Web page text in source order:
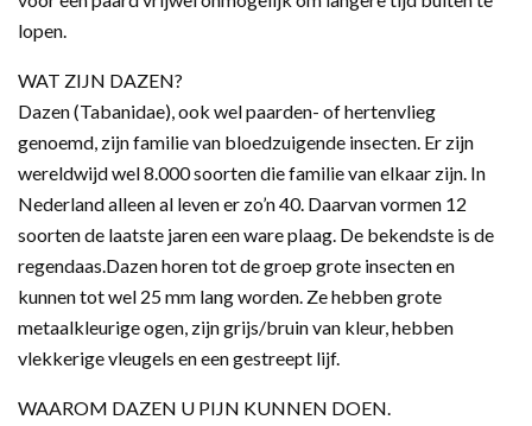
lopen.
WAT ZIJN DAZEN?
Dazen (Tabanidae), ook wel paarden- of hertenvlieg
genoemd, zijn familie van bloedzuigende insecten. Er zijn
wereldwijd wel 8.000 soorten die familie van elkaar zijn. In
Nederland alleen al leven er zo’n 40. Daarvan vormen 12
soorten de laatste jaren een ware plaag. De bekendste is de
regendaas.Dazen horen tot de groep grote insecten en
kunnen tot wel 25 mm lang worden. Ze hebben grote
metaalkleurige ogen, zijn grijs/bruin van kleur, hebben
vlekkerige vleugels en een gestreept lijf.
WAAROM DAZEN U PIJN KUNNEN DOEN.